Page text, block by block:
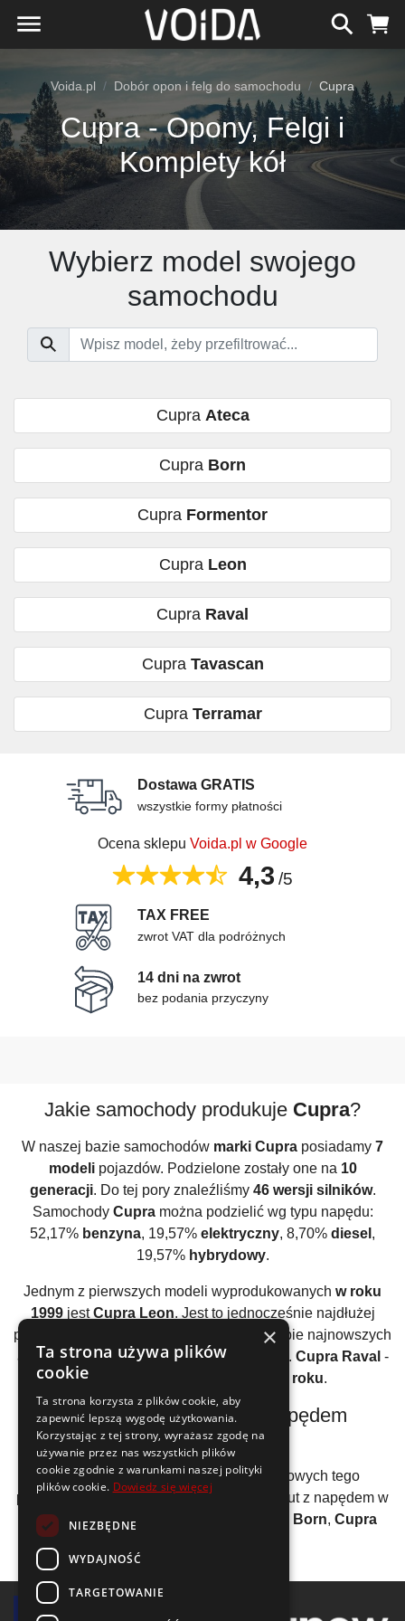
Voida.pl Dobór opon i felg do samochodu Cupra
Cupra - Opony, Felgi i
Komplety kół
Wybierz model swojego
samochodu
Cupra Ateca
Cupra Born
Cupra Formentor
Cupra Leon
Cupra Raval
Cupra Tavascan
Cupra Terramar
Dostawa GRATIS
wszystkie formy płatności
Ocena sklepu Voida.pl w Google
4,3 /5
TAX FREE
zwrot VAT dla podróżnych
14 dni na zwrot
bez podania przyczyny
Jakie samochody produkuje Cupra?
W naszej bazie samochodów marki Cupra posiadamy 7
modelipojazdów. Podzielone zostały one na 10
generacji. Do tej pory znaleźliśmy 46 wersji silników.
Samochody Cupramożna podzielić wg typu napędu:
52,17% benzyna, 19,57% elektryczny, 8,70% diesel ,
19,57% hybrydowy.
Jednym z pierwszych modeli wyprodukowanych w roku
1999jestCupra Leon. Jest to jednocześnie najdłużej
produkowane auto tej marki -
. W grupie najnowszych
aut spod znaku Cuprawyróżnić można np. Cupra Raval -
produkcja rozpoczęła się w
2026 roku.
Pojazdy markiCupra
z napędem
elektrycznym
W gamie produkowanych wersji silnikowych tego
producenta znajdują się również modele aut z napędem w
pełni elektrycznym:
Cupra Born, Cupra
×
Ta strona używa plików
cookie
Ta strona korzysta z plików cookie, aby
zapewnić lepszą wygodę użytkowania.
Korzystając z tej strony, wyrażasz zgodę na
używanie przez nas wszystkich plików
cookie zgodnie z warunkami naszej polityki
plików cookie. Dowiedz się więcej
NIEZBĘDNE
WYDAJNOŚĆ
TARGETOWANIE